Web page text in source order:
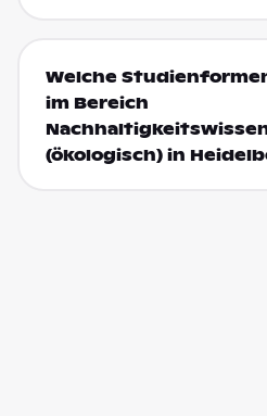
Welche
im Bereich
(ökologisch) in